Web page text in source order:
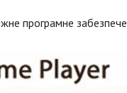
програмне